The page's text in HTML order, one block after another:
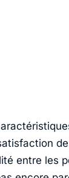
entre les